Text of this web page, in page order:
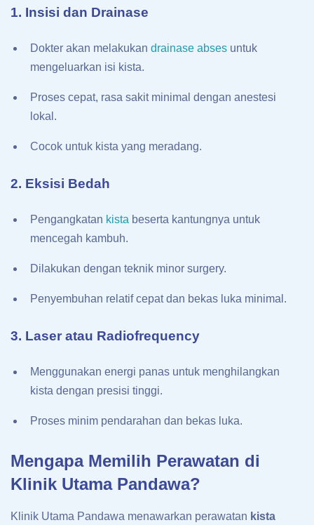
1. Insisi dan Drainase
Dokter akan melakukan drainase abses untuk
mengeluarkan isi kista.
Proses cepat, rasa sakit minimal dengan anestesi
lokal.
Cocok untuk kista yang meradang.
2. Eksisi Bedah
Pengangkatan kista beserta kantungnya untuk
mencegah kambuh.
Dilakukan dengan teknik minor surgery.
Penyembuhan relatif cepat dan bekas luka minimal.
3. Laser atau Radiofrequency
Menggunakan energi panas untuk menghilangkan
kista dengan presisi tinggi.
Proses minim pendarahan dan bekas luka.
Mengapa Memilih Perawatan di
Klinik Utama Pandawa?
Klinik Utama Pandawa menawarkan perawatan kista